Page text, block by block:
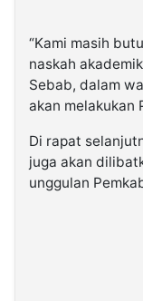
“Kami masih
naskah
Sebab, dalam
akan melakukan
Di rapat
juga akan
unggulan